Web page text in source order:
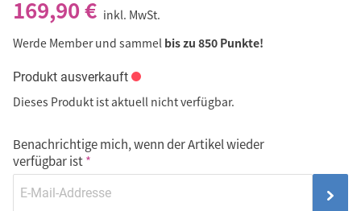
169,90 € inkl. MwSt.
Werde Member und sammel bis zu 850 Punkte!
Produkt ausverkauft
Dieses Produkt ist aktuell nicht verfügbar.
Benachrichtige mich, wenn der Artikel wieder
verfügbar ist